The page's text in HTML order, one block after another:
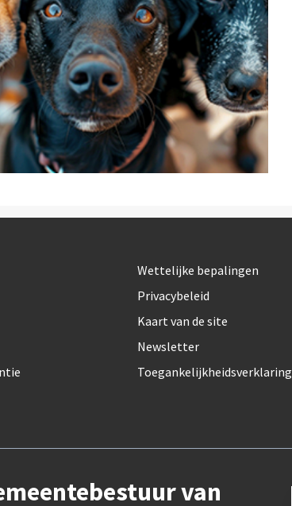
Wettelijke bepalingen
Privacybeleid
Kaart van de site
Newsletter
Toegankelijkheidsverklaring
van